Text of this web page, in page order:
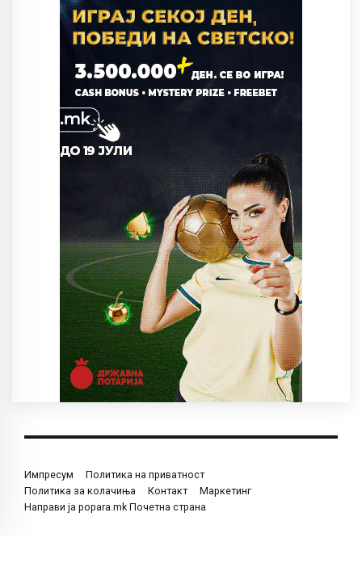
Импресум
Политика на приватност
Политика за колачиња
Контакт
Маркетинг
Направи ја popara.mk Почетна страна